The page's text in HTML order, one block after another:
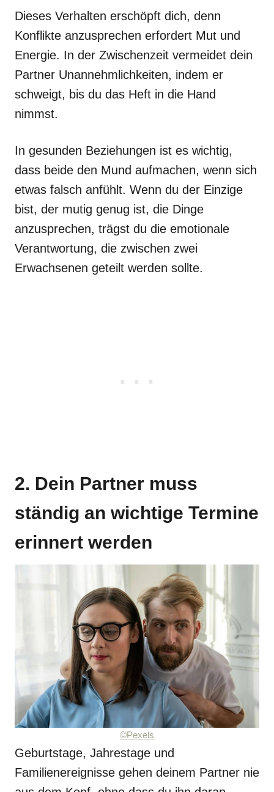
Dieses Verhalten erschöpft dich, denn
Konflikte anzusprechen erfordert Mut und
Energie. In der Zwischenzeit vermeidet dein
Partner Unannehmlichkeiten, indem er
schweigt, bis du das Heft in die Hand
nimmst.
In gesunden Beziehungen ist es wichtig,
dass beide den Mund aufmachen, wenn sich
etwas falsch anfühlt. Wenn du der Einzige
bist, der mutig genug ist, die Dinge
anzusprechen, trägst du die emotionale
Verantwortung, die zwischen zwei
Erwachsenen geteilt werden sollte.
2. Dein Partner muss
ständig an wichtige Termine
erinnert werden
©Pexels
Geburtstage, Jahrestage und
Familienereignisse gehen deinem Partner nie